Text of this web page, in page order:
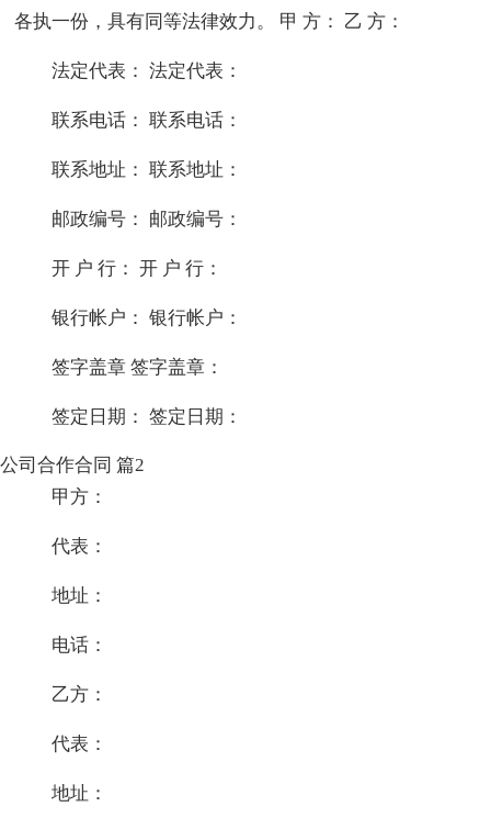
各执一份，具有同等法律效力。 甲 方： 乙 方：
法定代表： 法定代表：
联系电话： 联系电话：
联系地址： 联系地址：
邮政编号： 邮政编号：
开 户 行： 开 户 行：
银行帐户： 银行帐户：
签字盖章 签字盖章：
签定日期： 签定日期：
公司合作合同 篇2
甲方：
代表：
地址：
电话：
乙方：
代表：
地址：